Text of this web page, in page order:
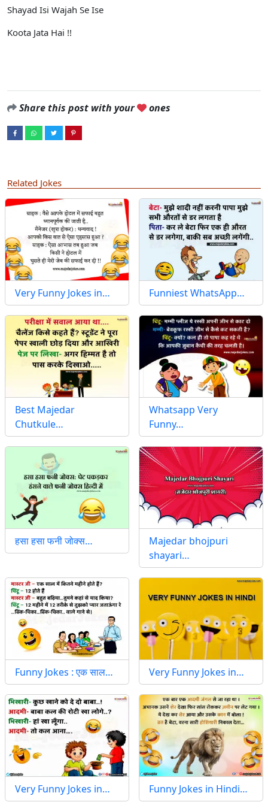
Shayad Isi Wajah Se Ise
Koota Jata Hai !!
Share this post with your ones
Related Jokes
Very Funny Jokes in… Funniest WhatsApp…
Best Majedar
Chutkule…
Whatsapp Very
Funny…
हसा हसा फनी जोक्स…
Majedar bhojpuri
shayari…
Funny Jokes : एक साल… Very Funny Jokes in…
Very Funny Jokes in… Funny Jokes in Hindi…